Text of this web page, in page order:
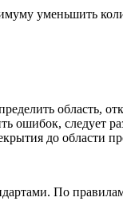
уменьшить
область,
следует
до области
По